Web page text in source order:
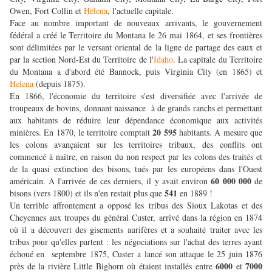
Owen, Fort Collin et Helena, l'actuelle capitale.
Face au nombre important de nouveaux arrivants, le gouvernement
fédéral a créé le Territoire du Montana le 26 mai 1864, et ses frontières
sont délimitées par le versant oriental de la ligne de partage des eaux et
par la section Nord-Est du Territoire de l'Idaho. La capitale du Territoire
du Montana a d'abord été Bannock, puis Virginia City (en 1865) et
Helena (depuis 1875).
En 1866, l'économie du territoire s'est diversifiée avec l'arrivée de
troupeaux de bovins, donnant naissance à de grands ranchs et permettant
aux habitants de réduire leur dépendance économique aux activités
minières. En 1870, le territoire comptait20 595habitants. A mesure que
les colons avançaient sur les territoires tribaux, des conflits ont
commencé à naître, en raison du non respect par les colons des traités et
de la quasi extinction des bisons, tués par les européens dans l'Ouest
américain. A l'arrivée de ces derniers, il y avait environ60 000 000de
bisons (vers 1800) et ils n'en restait plus que 541 en 1889 !
Un terrible affrontement a opposé les tribus des Sioux Lakotas et des
Cheyennes aux troupes du général Custer, arrivé dans la région en 1874
où il a découvert des gisements aurifères et a souhaité traiter avec les
tribus pour qu'elles partent : les négociations sur l'achat des terres ayant
échoué en septembre 1875, Custer a lancé son attaque le 25 juin 1876
près de la rivière Little Bighorn où étaient installés entre 6000 et 7000